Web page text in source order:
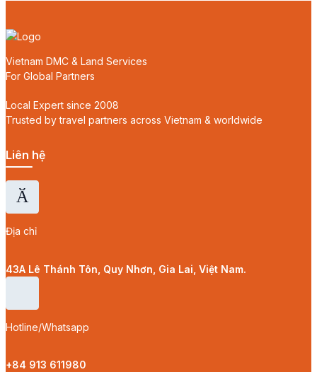
Vietnam DMC & Land Services
For Global Partners
Local Expert since 2008
Trusted by travel partners across Vietnam & worldwide
Liên hệ
Địa chỉ
43A Lê Thánh Tôn, Quy Nhơn, Gia Lai, Việt Nam.
Hotline/Whatsapp
+84 913 611980